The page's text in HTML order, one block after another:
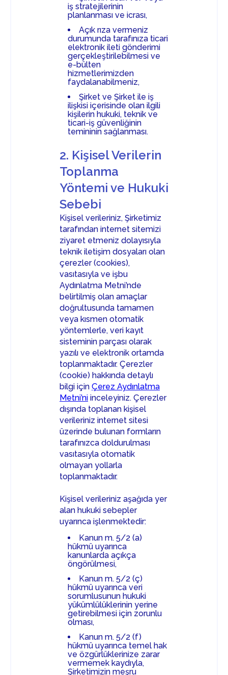
iş stratejilerinin
planlanması ve icrası,
Açık rıza vermeniz
durumunda tarafınıza ticari
elektronik ileti gönderimi
gerçekleştirilebilmesi ve
e-bülten
hizmetlerimizden
faydalanabilmeniz,
Şirket ve Şirket ile iş
ilişkisi içerisinde olan ilgili
kişilerin hukuki, teknik ve
ticari-iş güvenliğinin
temininin sağlanması.
2. Kişisel Verilerin
Toplanma
Yöntemi ve Hukuki
Sebebi
Kişisel verileriniz, Şirketimiz
tarafından internet sitemizi
ziyaret etmeniz dolayısıyla
teknik iletişim dosyaları olan
çerezler (cookies),
vasıtasıyla ve işbu
Aydınlatma Metni’nde
belirtilmiş olan amaçlar
doğrultusunda tamamen
veya kısmen otomatik
yöntemlerle, veri kayıt
sisteminin parçası olarak
yazılı ve elektronik ortamda
toplanmaktadır. Çerezler
(cookie) hakkında detaylı
bilgi için Çerez Aydınlatma
Metni’ni inceleyiniz. Çerezler
dışında toplanan kişisel
verileriniz internet sitesi
üzerinde bulunan formların
tarafınızca doldurulması
vasıtasıyla otomatik
olmayan yollarla
toplanmaktadır.
Kişisel verileriniz aşağıda yer
alan hukuki sebepler
uyarınca işlenmektedir:
Kanun m. 5/2 (a)
hükmü uyarınca
kanunlarda açıkça
öngörülmesi,
Kanun m. 5/2 (ç)
hükmü uyarınca veri
sorumlusunun hukuki
yükümlülüklerinin yerine
getirebilmesi için zorunlu
olması,
Kanun m. 5/2 (f)
hükmü uyarınca temel hak
ve özgürlüklerinize zarar
vermemek kaydıyla,
Şirketimizin meşru